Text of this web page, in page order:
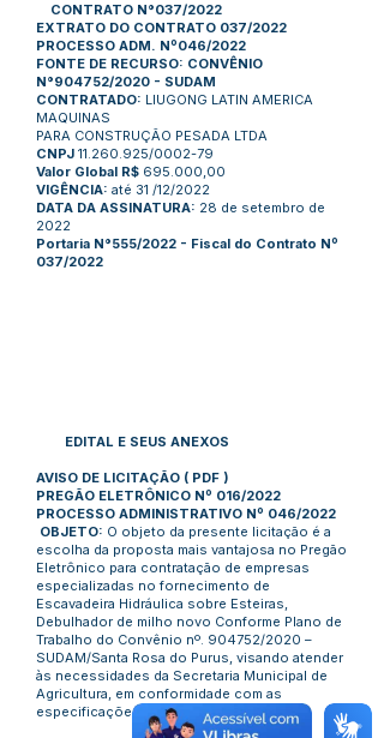
CONTRATO N°037/2022
EXTRATO DO CONTRATO 037/2022
PROCESSO ADM. Nº046/2022
FONTE DE RECURSO: CONVÊNIO
N°904752/2020 - SUDAM
CONTRATADO: LIUGONG LATIN AMERICA
MAQUINAS
PARA CONSTRUÇÃO PESADA LTDA
CNPJ 11.260.925/0002-79
Valor Global R$ 695.000,00
VIGÊNCIA: até 31 /12/2022
DATA DA ASSINATURA: 28 de setembro de
2022
Portaria N°555/2022 - Fiscal do Contrato Nº
037/2022
EDITAL E SEUS ANEXOS
AVISO DE LICITAÇÃO ( PDF )
PREGÃO ELETRÔNICO Nº 016/2022
PROCESSO ADMINISTRATIVO Nº 046/2022
OBJETO: O objeto da presente licitação é a
escolha da proposta mais vantajosa no Pregão
Eletrônico para contratação de empresas
especializadas no fornecimento de
Escavadeira Hidráulica sobre Esteiras,
Debulhador de milho novo Conforme Plano de
Trabalho do Convênio nº. 904752/2020 –
SUDAM/Santa Rosa do Purus, visando atender
às necessidades da Secretaria Municipal de
Agricultura, em conformidade com as
especificações do Termo de Referência